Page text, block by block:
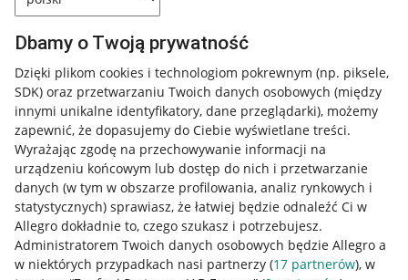
Dbamy o Twoją prywatność
Dzięki plikom cookies i technologiom pokrewnym (np. piksele,
SDK) oraz przetwarzaniu Twoich danych osobowych (między
innymi unikalne identyfikatory, dane przeglądarki), możemy
zapewnić, że dopasujemy do Ciebie wyświetlane treści.
Wyrażając zgodę na przechowywanie informacji na
urządzeniu końcowym lub dostęp do nich i przetwarzanie
danych (w tym w obszarze profilowania, analiz rynkowych i
statystycznych) sprawiasz, że łatwiej będzie odnaleźć Ci w
Allegro dokładnie to, czego szukasz i potrzebujesz.
Administratorem Twoich danych osobowych będzie Allegro a
w niektórych przypadkach nasi partnerzy (17 partnerów), w